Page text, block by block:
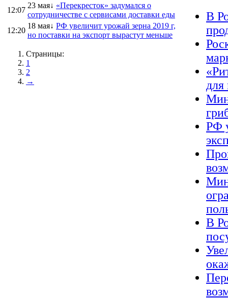
12:07
23 мая↓ «Перекресток» задумался о
сотрудничестве с сервисами доставки еды
12:20
18 мая↓ РФ увеличит урожай зерна 2019 г,
но поставки на экспорт вырастут меньше
Страницы:
1
2
→
В
для
РФ
В